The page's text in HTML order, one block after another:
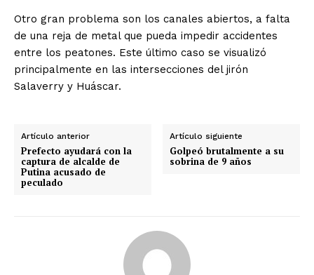
Otro gran problema son los canales abiertos, a falta
de una reja de metal que pueda impedir accidentes
entre los peatones. Este último caso se visualizó
principalmente en las intersecciones del jirón
Salaverry y Huáscar.
Artículo anterior
Prefecto ayudará con la
captura de alcalde de
Putina acusado de
peculado
Artículo siguiente
Golpeó brutalmente a su
sobrina de 9 años